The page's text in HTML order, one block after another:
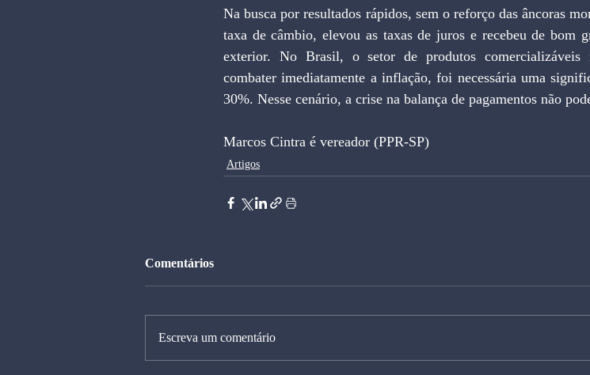
Na busca por resultados rápidos, sem o reforço das âncoras
taxa de câmbio, elevou as taxas de juros e recebeu de bom
exterior. No Brasil, o setor de produtos comercializáveis
combater imediatamente a inflação, foi necessária uma
30%. Nesse cenário, a crise na balança de pagamentos não
Marcos Cintra é vereador (PPR-SP)
Artigos
Comentários
Escreva um comentário